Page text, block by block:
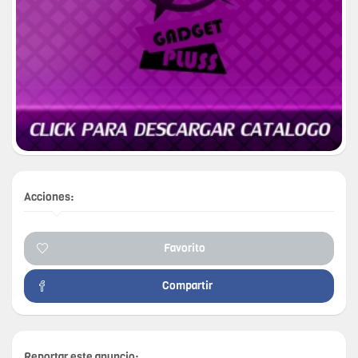
Acciones:
Favorito
Compartir